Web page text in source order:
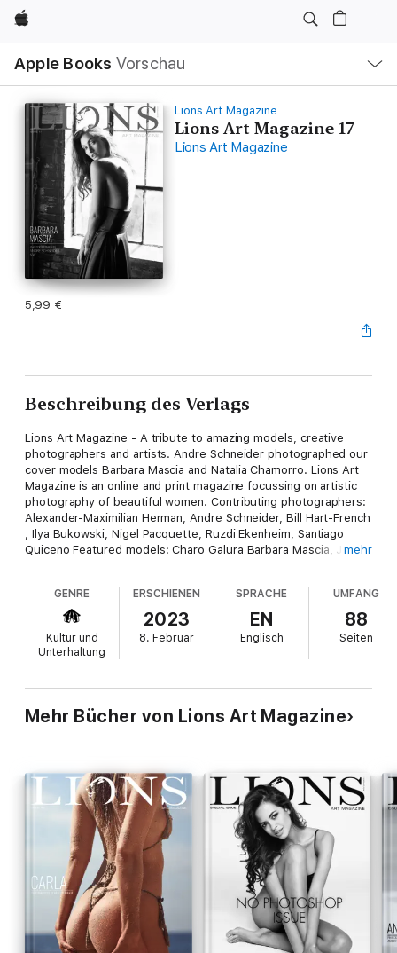
Apple
Apple Books Vorschau
Navigation
Menü
öffnen
Lions Art Magazine
Lions Art Magazine 17
Lions Art Magazine
5,99 €
Beschreibung des Verlags
Lions Art Magazine - A tribute to amazing models, creative
photographers and artists. Andre Schneider photographed our
cover models Barbara Mascia and Natalia Chamorro. Lions Art
Magazine is an online and print magazine focussing on artistic
photography of beautiful women. Contributing photographers:
Alexander-Maximilian Herman, Andre Schneider, Bill Hart-French
, Ilya Bukowski, Nigel Pacquette, Ruzdi Ekenheim, Santiago
Quiceno Featured models: Charo Galura Barbara Mascia, Juliamehr
GENRE
Kultur und
Unterhaltung
ERSCHIENEN
2023
8. Februar
SPRACHE
EN
Englisch
UMFANG
88
Seiten
Mehr Bücher von Lions Art Magazine